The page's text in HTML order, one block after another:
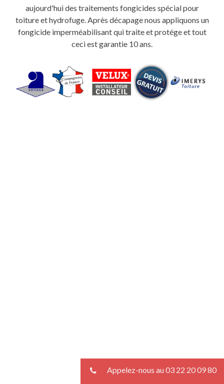
aujourd'hui des traitements fongicides spécial pour
toiture et hydrofuge. Après décapage nous appliquons un
fongicide imperméabilisant qui traite et protége et tout
ceci est garantie 10 ans.
Appelez-nous au 03 22 20 09 80